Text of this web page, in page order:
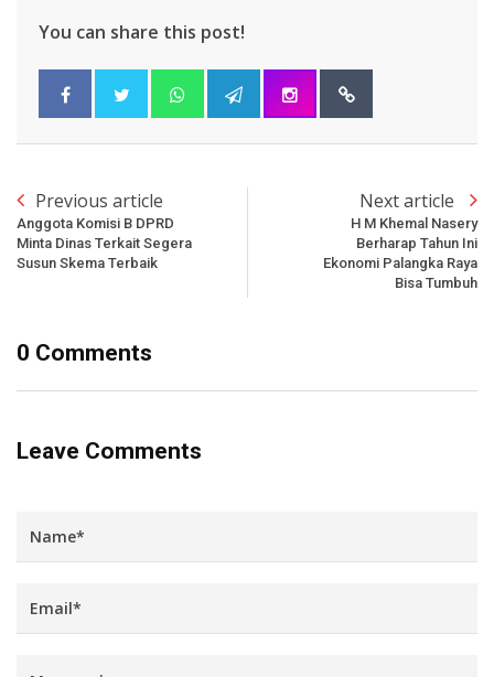
You can share this post!
Previous article
Anggota Komisi B DPRD
Minta Dinas Terkait Segera
Susun Skema Terbaik
Next article
H M Khemal Nasery
Berharap Tahun Ini
Ekonomi Palangka Raya
Bisa Tumbuh
0 Comments
Leave Comments